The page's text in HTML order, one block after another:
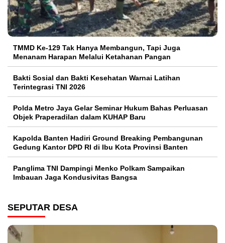
TMMD Ke-129 Tak Hanya Membangun, Tapi Juga
Menanam Harapan Melalui Ketahanan Pangan
Bakti Sosial dan Bakti Kesehatan Warnai Latihan
Terintegrasi TNI 2026
Polda Metro Jaya Gelar Seminar Hukum Bahas Perluasan
Objek Praperadilan dalam KUHAP Baru
Kapolda Banten Hadiri Ground Breaking Pembangunan
Gedung Kantor DPD RI di Ibu Kota Provinsi Banten
Panglima TNI Dampingi Menko Polkam Sampaikan
Imbauan Jaga Kondusivitas Bangsa
SEPUTAR DESA